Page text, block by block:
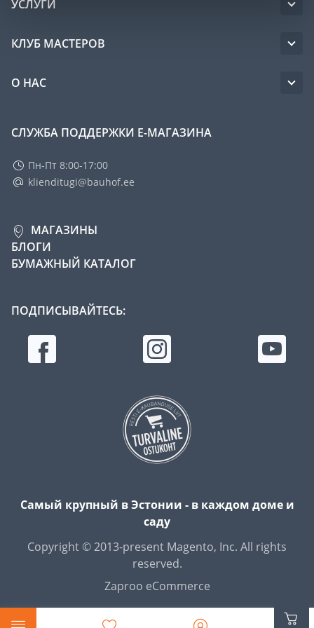
УСЛУГИ
КЛУБ МАСТЕРОВ
О НАС
СЛУЖБА ПОДДЕРЖКИ Е-МАГАЗИНА
Пн-Пт 8:00-17:00
klienditugi@bauhof.ee
МАГАЗИНЫ
БЛОГИ
БУМАЖНЫЙ КАТАЛОГ
ПОДПИСЫВАЙТЕСЬ:
Самый крупный в Эстонии - в каждом доме и
саду
Copyright © 2013-present Magento, Inc. All rights
reserved.
Zaproo eCommerce